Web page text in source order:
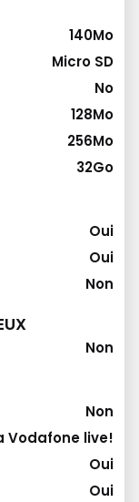
140Mo
Micro SD
No
128Mo
256Mo
32Go
Oui
Oui
Non
Non
Non
Vodafone live!
Oui
Oui